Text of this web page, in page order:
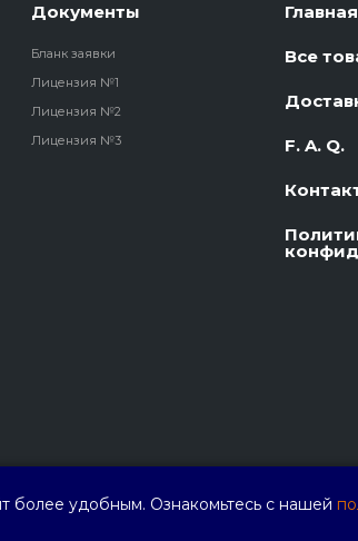
Документы
Бланк заявки
Лицензия №1
Лицензия №2
Лицензия №3
Главная
Все
F. A. Q.
более удобным. Ознакомьтесь с нашей